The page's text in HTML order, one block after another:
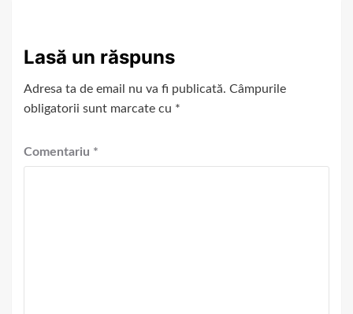
Lasă un răspuns
Adresa ta de email nu va fi publicată. Câmpurile
obligatorii sunt marcate cu *
Comentariu *